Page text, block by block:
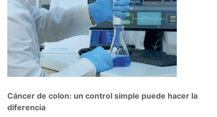
Cáncer de colon: un control simple puede hacer la
diferencia